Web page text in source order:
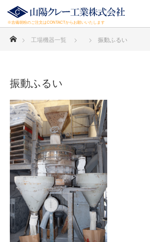
※吉備胡粉のご注文はCONTACTからお願いいたします
ホーム
工場機器一覧 振動ふるい
振動ふるい